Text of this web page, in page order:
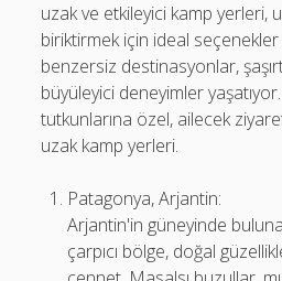
uzak ve etkileyici kamp yerleri,
biriktirmek için ideal
benzersiz destinasyonlar,
büyüleyici deneyimler
tutkunlarına özel, ailecek
uzak kamp yerleri.
Patagonya, Arjantin:
Arjantin'in güneyinde
çarpıcı bölge, doğal